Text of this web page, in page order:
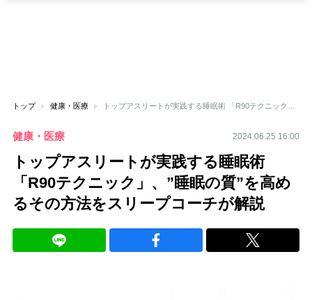
トップ 健康・医療
健康・医療 2024.06.25 16:00
トップアスリートが実践する睡眠術
「R90テクニック」、”睡眠の質”を高め
るその方法をスリープコーチが解説